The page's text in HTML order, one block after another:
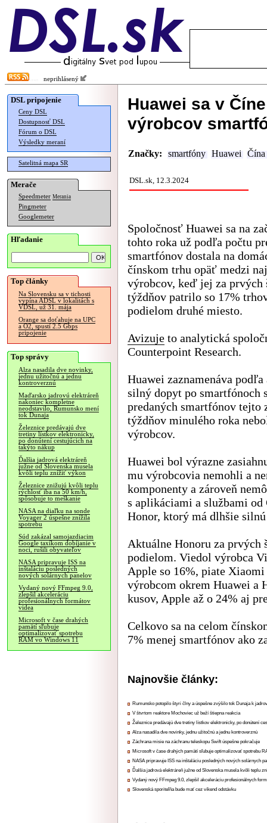
neprihlásený
DSL pripojenie
Ceny DSL
Dostupnosť DSL
Fórum o DSL
Výsledky meraní
Satelitná mapa SR
Merače
Speedmeter Merania
Pingmeter
Googlemeter
Hľadanie
Top články
Na Slovensku sa v tichosti
vypína ADSL v lokalitách s
VDSL, už 31. mája
Orange sa doťahuje na UPC
a O2, spustí 2.5 Gbps
pripojenie
Top správy
Alza nasadila dve novinky,
jednu užitočnú a jednu
kontroverznú
Maďarsko jadrovú elektráreň
nakoniec kompletne
neodstavilo, Rumunsko mení
tok Dunaja
Železnice predávajú dve
tretiny lístkov elektronicky,
po donútení cestujúcich na
takýto nákup
Ďalšia jadrová elektráreň
južne od Slovenska musela
kvôli teplu znížiť výkon
Železnice znižujú kvôli teplu
rýchlosť iba na 50 km/h,
spôsobuje to meškanie
NASA na diaľku na sonde
Voyager 2 úspešne znížila
spotrebu
Súd zakázal samojazdiacim
Google taxíkom dobíjanie v
noci, rušili obyvateľov
NASA pripravuje ISS na
inštaláciu posledných
nových solárnych panelov
Vydaný nový FFmpeg 9.0,
zlepšil akceleráciu
profesionálnych formátov
videa
Microsoft v čase drahých
pamätí sľubuje
optimalizovať spotrebu
RAM vo Windows 11
Huawei sa v
výrobcov
Značky: smartfóny Huawei Čína
DSL.sk, 12.3.2024
Spoločnosť Huawei sa na
tohto roka už podľa počtu
smartfónov dostala na
čínskom trhu opäť medzi
výrobcov, keď jej za prvých
týždňov patrilo so 17%
podielom druhé miesto.
Avizuje to analytická
Counterpoint Research.
Huawei zaznamenáva
silný dopyt po smartfónoch
predaných smartfónov tejto
týždňov minulého roka
výrobcov.
Huawei bol výrazne
mu výrobcovia nemohli a
komponenty a zároveň
s aplikáciami a službami od
Honor, ktorý má dlhšie
Aktuálne Honoru za
podielom. Viedol výrobca
Apple so 16%, piate
výrobcom okrem Huawei a
kusov, Apple až o 24% aj
Celkovo sa na celom
7% menej smartfónov ako
Najnovšie články:
Rumunsko potopilo štyri člny a úspešne zvýšilo tok Dunaja k
V štvrtom reaktore Mochoviec už beží štiepna reakcia
Železnice predávajú dve tretiny lístkov elektronicky, po donútení
Alza nasadila dve novinky, jednu užitočnú a jednu kontroverznú
Záchrana misie na záchranu teleskopu Swift úspešne pokračuje
Microsoft v čase drahých pamätí sľubuje optimalizovať spotrebu
NASA pripravuje ISS na inštaláciu posledných nových solárnych
Ďalšia jadrová elektráreň južne od Slovenska musela kvôli teplu
Vydaný nový FFmpeg 9.0, zlepšil akceleráciu profesionálnych
Slovenská sporiteľňa bude mať cez víkend odstávku